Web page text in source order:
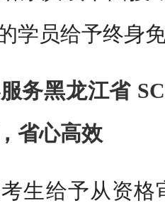
学员给予终身
务黑龙江省
省心高效
生给予从资